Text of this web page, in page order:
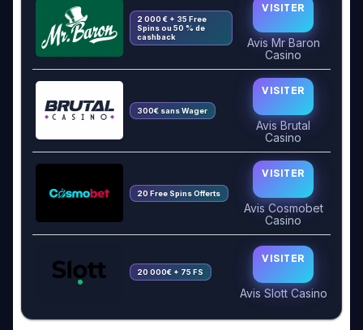
2 000 € + 35 Free
Spins ou 50 % de
cashback
VISITER
Avis Mr Baron
Casino
300€ sans Wager
VISITER
Avis Brutal
Casino
20 Free Spins Offerts
VISITER
Avis Cosmobet
Casino
20 000€ + 75 FS
VISITER
Avis Slott Casino